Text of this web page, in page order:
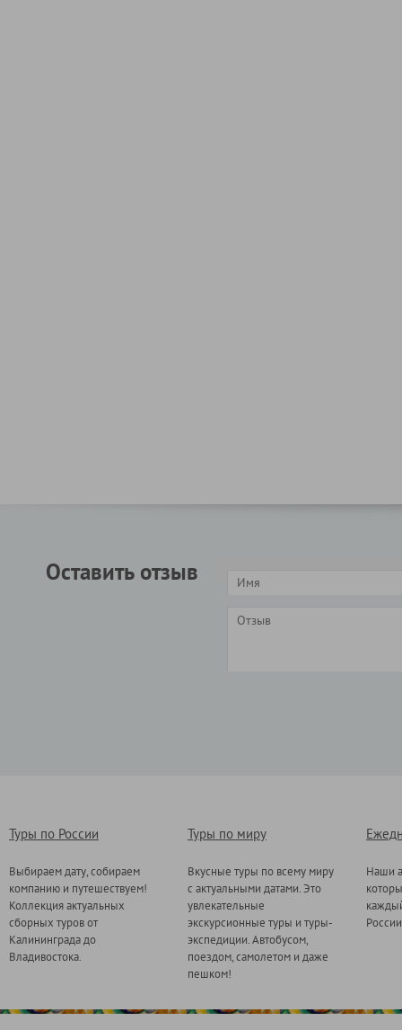
Оставить отзыв
Туры по России
Выбираем дату, собираем
компанию и путешествуем!
Коллекция актуальных
сборных туров от
Калининграда до
Владивостока.
Туры по миру
Вкусные туры по всему миру
с актуальными датами. Это
увлекательные
экскурсионные туры и туры-
экспедиции. Автобусом,
поездом, самолетом и даже
пешком!
Наши